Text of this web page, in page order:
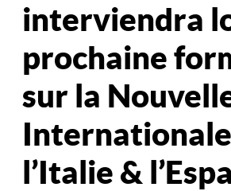
interviendra
prochaine
sur la
l’Italie &